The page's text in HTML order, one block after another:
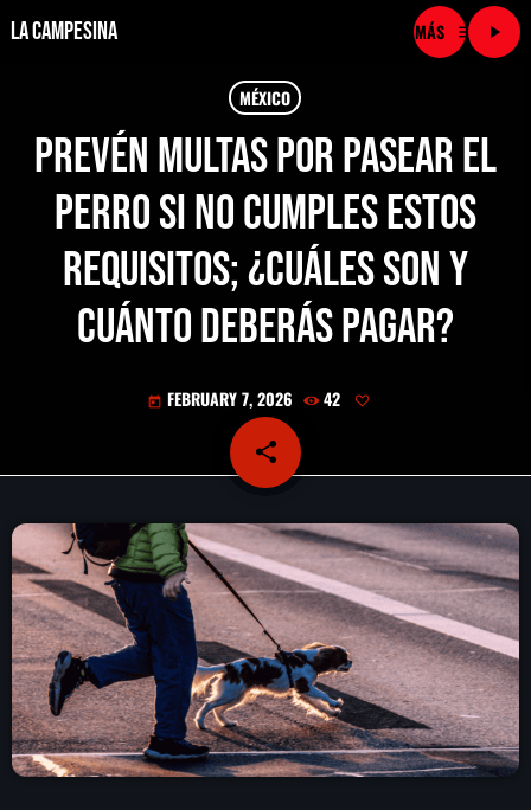
La Campesina menu
play_arrow
play_arrow LA CAMPESINA CADENA
play_arrow LA CAMPESINA 101.9 FM
play_arrow LA CAMPESINA 96.7 FM
play_arrow LA CAMPESINA 104.5 FM
play_arrow LA CAMPESINA GEORGIA
INICIO
MÉXICO
Prevén multas por pasear el
perro si no cumples estos
requisitos; ¿cuáles son y
cuánto deberás pagar?
today FEBRUARY 7, 2026 42
share
email